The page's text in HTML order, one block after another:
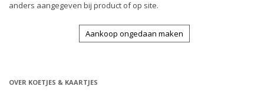
anders aangegeven bij product of op site.
Aankoop ongedaan maken
OVER KOETJES & KAARTJES